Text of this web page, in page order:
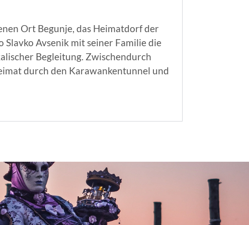
Ort Begunje, das Heimatdorf der
Avsenik mit seiner Familie die
Begleitung. Zwischendurch
durch den Karawankentunnel und